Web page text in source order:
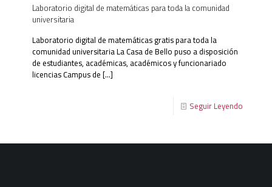
Laboratorio digital de matemáticas para toda la comunidad
universitaria
Laboratorio digital de matemáticas gratis para toda la
comunidad universitaria La Casa de Bello puso a disposición
de estudiantes, académicas, académicos y funcionariado
licencias Campus de[…]
Seguir Leyendo